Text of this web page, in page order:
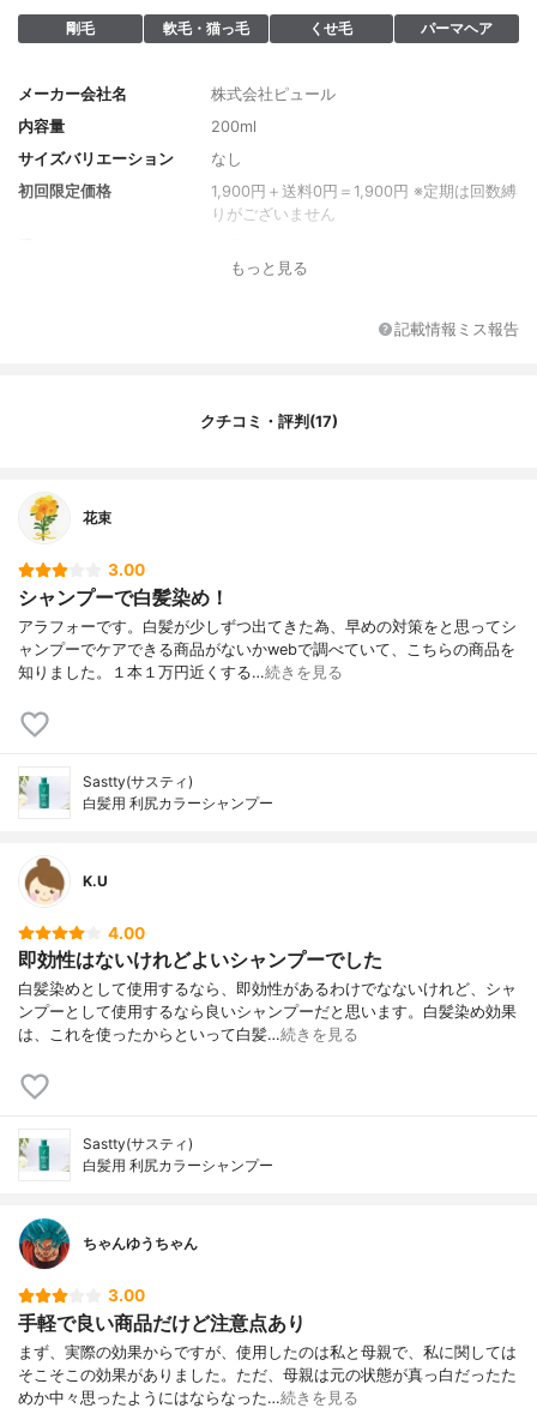
剛毛 軟毛・猫っ毛 くせ毛 パーマヘア
メーカー会社名
株式会社ピュール
内容量
200ml
サイズバリエーション
なし
初回限定価格
1,900円＋送料0円＝1,900円 ※定期は回数縛
りがございません
水(特殊水)、ラウラミドDEA、コカミドプロ
イソペンチルジオール、ヒドロキシアルキ
メチルアラニンNa、ジラウロイルグルタミ
ミツレ花エキス、カワラヨモギ花エキス、
クエン酸、グリチルリチン酸2K、ゲンチア
ナ根エキス、ゴボウ根エキス、加水分解シ
ルク、セイヨウアカマツ球果エキス、セイ
ム-53、ポリクオタニウム-6、ポリクオタニ
キオリン、カキタンニン、乳酸Na、カプリ
ル酸グリセリル、ウンデシレン酸グリセリ
ル、ムラサキ根エキス、ウコン根茎エキ
ス、クチナシ青、水溶性アナトー、HC黄
もっと見る
記載情報ミス報告
クチコミ・評判(17)
花束
3.00
シャンプーで白髪染め！
アラフォーです。白髪が少しずつ出てきた為、早めの対策をと思ってシ
ャンプーでケアできる商品がないかwebで調べていて、こちらの商品を
知りました。１本１万円近くする…続きを見る
Sastty(サスティ)
白髪用 利尻カラーシャンプー
K.U
4.00
即効性はないけれどよいシャンプーでした
白髪染めとして使用するなら、即効性があるわけでなないけれど、シャ
ンプーとして使用するなら良いシャンプーだと思います。白髪染め効果
は、これを使ったからといって白髪…続きを見る
Sastty(サスティ)
白髪用 利尻カラーシャンプー
ちゃんゆうちゃん
3.00
手軽で良い商品だけど注意点あり
まず、実際の効果からですが、使用したのは私と母親で、私に関しては
そこそこの効果がありました。ただ、母親は元の状態が真っ白だったた
めか中々思ったようにはならなった…続きを見る